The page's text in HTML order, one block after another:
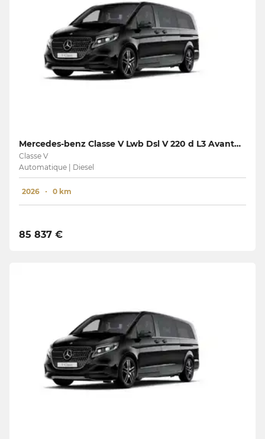
Mercedes-benz Classe V Lwb Dsl V 220 d L3 Avantgarde
Classe V
Automatique | Diesel
2026 0 km
85 837 €